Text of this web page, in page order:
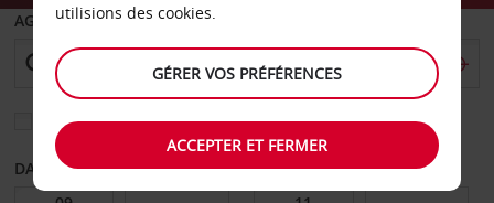
AGENCE DE DÉPART
Sélectionnez une autre agence de retour
DATE DE DÉBUT DATE DE FIN
utilisions des cookies.
GÉRER VOS PRÉFÉRENCES
ACCEPTER ET FERMER